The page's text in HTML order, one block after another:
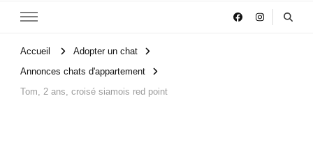
Accueil
Adopter un chat
Annonces chats d'appartement
Tom, 2 ans, croisé siamois red point